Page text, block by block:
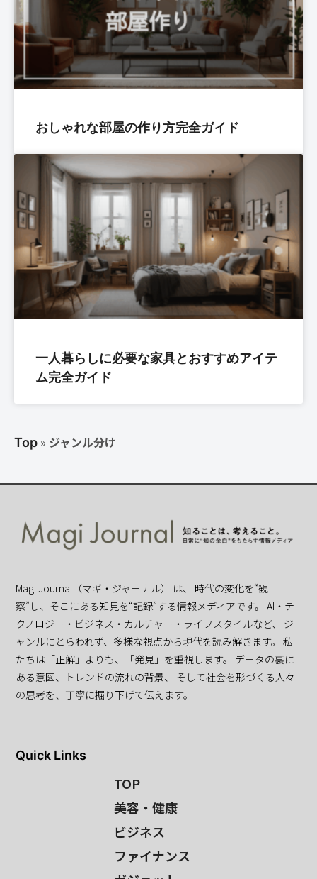
おしゃれな部屋の作り方完全ガイド
一人暮らしに必要な家具とおすすめアイテ
ム完全ガイド
Top » ジャンル分け
Magi Journal（マギ・ジャーナル） は、 時代の変化を“観
察”し、そこにある知見を“記録”する情報メディアです。 AI・テ
クノロジー・ビジネス・カルチャー・ライフスタイルなど、 ジ
ャンルにとらわれず、多様な視点から現代を読み解きます。 私
たちは「正解」よりも、「発見」を重視します。 データの裏に
ある意図、トレンドの流れの背景、 そして社会を形づくる人々
の思考を、丁寧に掘り下げて伝えます。
Quick Links
TOP
美容・健康
ビジネス
ファイナンス